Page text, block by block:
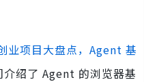
业项目大盘点，Agent 基
介绍了 Agent 的浏览器基